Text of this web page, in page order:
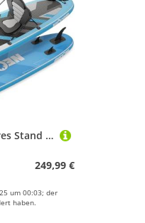
NEOLYMP Aufblasbares Stand Up Paddle Board 315 cm – SUP Komplett-Set 13-TLG. inkl. Kajaksitz, E-Book, Pumpe & Rucksack – für Kinder & Erwachsene – 150 kg Traglast – Paddleboard aufblasbar mit Zubehör
249,99 €
um 00:03; der
haben.